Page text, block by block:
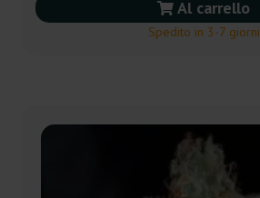
Al carrello
Spedito in 3-7 giorni